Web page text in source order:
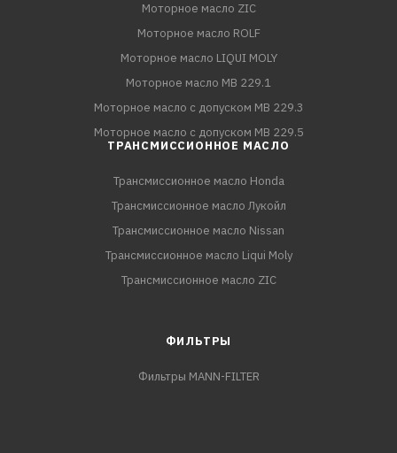
Моторное масло ZIC
Моторное масло ROLF
Моторное масло LIQUI MOLY
Моторное масло MB 229.1
Моторное масло с допуском MB 229.3
Моторное масло с допуском MB 229.5
ТРАНСМИССИОННОЕ МАСЛО
Трансмиссионное масло Honda
Трансмиссионное масло Лукойл
Трансмиссионное масло Nissan
Трансмиссионное масло Liqui Moly
Трансмиссионное масло ZIC
ФИЛЬТРЫ
Фильтры MANN-FILTER